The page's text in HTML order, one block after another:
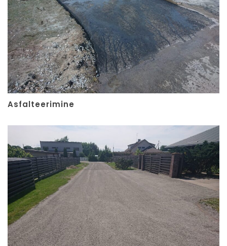
Asfalteerimine